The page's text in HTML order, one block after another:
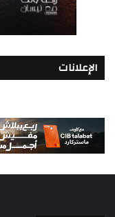
الإعلانات